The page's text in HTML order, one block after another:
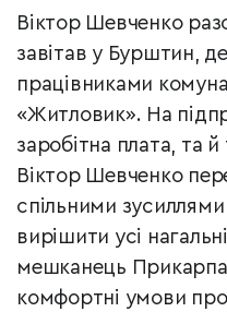
Віктор Шевченко
завітав у Бурштин,
працівниками
«Житловик». На
заробітна плата, та
Віктор Шевченко
спільними
вирішити усі
мешканець
комфортні умови